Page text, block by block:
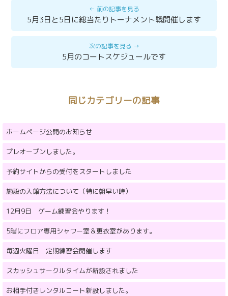
5月3日と5日に総当たりトーナメント戦開催します
5月のコートスケジュールです
同じカテゴリーの記事
ホームページ公開のお知らせ
プレオープンしました。
予約サイトからの受付をスタートしました
施設の入館方法について（特に朝早い時）
12月9日 ゲーム練習会やります！
5階にフロア専用シャワー室＆更衣室があります。
毎週火曜日 定期練習会開催します
スカッシュサークルタイムが新設されました
お相手付きレンタルコート新設しました。